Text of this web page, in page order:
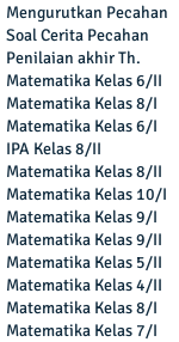
Mengurutkan Pecahan
Soal Cerita Pecahan
Penilaian akhir Th.
Matematika Kelas 6/II
Matematika Kelas 8/I
Matematika Kelas 6/I
IPA Kelas 8/II
Matematika Kelas 8/II
Matematika Kelas 10/I
Matematika Kelas 9/I
Matematika Kelas 9/II
Matematika Kelas 5/II
Matematika Kelas 4/II
Matematika Kelas 8/I
Matematika Kelas 7/I